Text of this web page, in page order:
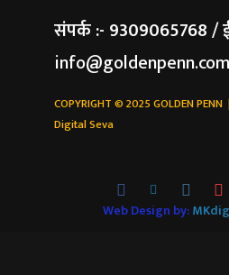
संपर्क :- 9309065768 /
info@goldenpenn.com
COPYRIGHT © 2025 GOLDEN PENN
Digital Seva
Web Design by: